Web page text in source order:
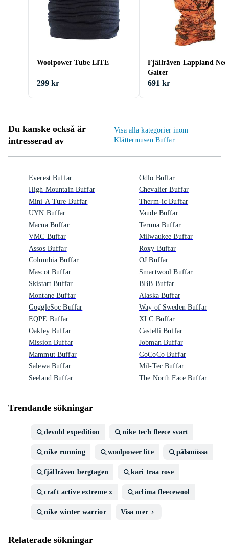
Woolpower Tube LITE
299 kr
Fjällräven Lappland
Gaiter
691 kr
Du kanske också är
intresserad av
Visa alla kategorier inom
Klättermusen Buffar
Everest Buffar
High Mountain Buffar
Mini A Ture Buffar
UYN Buffar
Macna Buffar
VMC Buffar
Assos Buffar
Columbia Buffar
Mascot Buffar
Skistart Buffar
Montane Buffar
GoggleSoc Buffar
EQPE Buffar
Oakley Buffar
Mission Buffar
Mammut Buffar
Salewa Buffar
Seeland Buffar
Odlo Buffar
Chevalier Buffar
Therm-ic Buffar
Vaude Buffar
Ternua Buffar
Milwaukee Buffar
Roxy Buffar
OJ Buffar
Smartwool Buffar
BBB Buffar
Alaska Buffar
Way of Sweden Buffar
XLC Buffar
Castelli Buffar
Jobman Buffar
GoCoCo Buffar
Mil-Tec Buffar
The North Face Buffar
Trendande sökningar
devold expedition nike tech fleece svart
nike running woolpower lite pälsmössa
fjällräven bergtagen kari traa rose
craft active extreme x aclima fleecewool
nike winter warrior Visa mer
Relaterade sökningar